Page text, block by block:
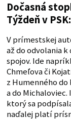
Dočasná
Týždeň v
V prímestskej
až do odvolania
spojov. Ide
Chmeľova či
z Humenného do
a do
ktorý sa
naďalej platí